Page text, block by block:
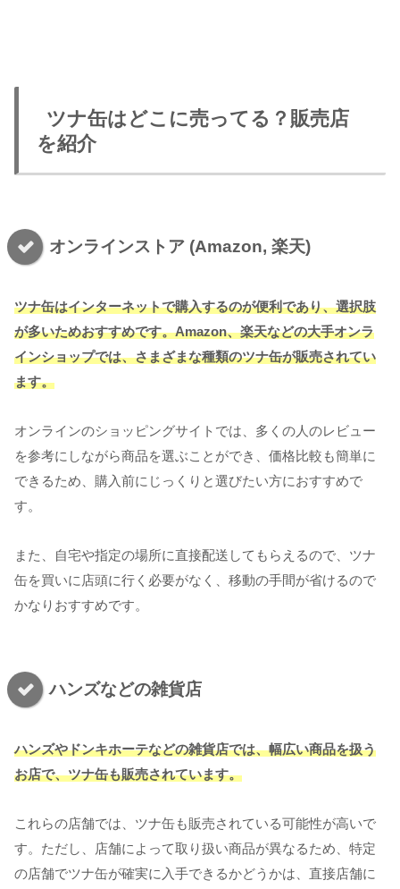
ツナ缶はどこに売ってる？販売店
を紹介
オンラインストア (Amazon, 楽天)
ツナ缶はインターネットで購入するのが便利であり、選択肢
が多いためおすすめです。Amazon、楽天などの大手オンラ
インショップでは、さまざまな種類のツナ缶が販売されてい
ます。
オンラインのショッピングサイトでは、多くの人のレビュー
を参考にしながら商品を選ぶことができ、価格比較も簡単に
できるため、購入前にじっくりと選びたい方におすすめで
す。
また、自宅や指定の場所に直接配送してもらえるので、ツナ
缶を買いに店頭に行く必要がなく、移動の手間が省けるので
かなりおすすめです。
ハンズなどの雑貨店
ハンズやドンキホーテなどの雑貨店では、幅広い商品を扱う
お店で、ツナ缶も販売されています。
これらの店舗では、ツナ缶も販売されている可能性が高いで
す。ただし、店舗によって取り扱い商品が異なるため、特定
の店舗でツナ缶が確実に入手できるかどうかは、直接店舗に